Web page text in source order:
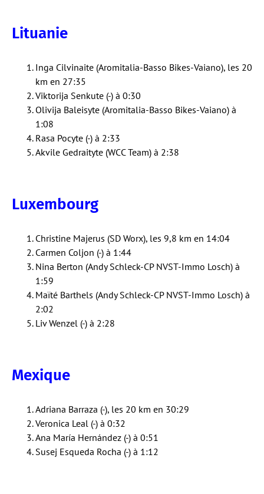
Lituanie
Inga Cilvinaite (Aromitalia-Basso Bikes-Vaiano), les 20
km en 27:35
Viktorija Senkute (-) à 0:30
Olivija Baleisyte (Aromitalia-Basso Bikes-Vaiano) à
1:08
Rasa Pocyte (-) à 2:33
Akvile Gedraityte (WCC Team) à 2:38
Luxembourg
Christine Majerus (SD Worx), les 9,8 km en 14:04
Carmen Coljon (-) à 1:44
Nina Berton (Andy Schleck-CP NVST-Immo Losch) à
1:59
Maïté Barthels (Andy Schleck-CP NVST-Immo Losch) à
2:02
Liv Wenzel (-) à 2:28
Mexique
Adriana Barraza (-), les 20 km en 30:29
Veronica Leal (-) à 0:32
Ana María Hernández (-) à 0:51
Susej Esqueda Rocha (-) à 1:12